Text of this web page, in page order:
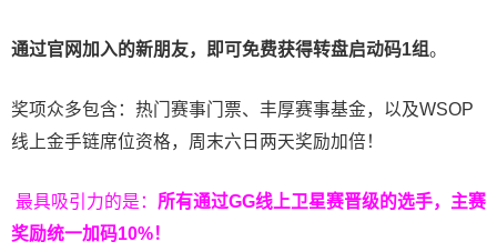
通过官网加入的新朋友，即可免费获得转盘启动码1组。
奖项众多包含：热门赛事门票、丰厚赛事基金，以及WSOP
线上金手链席位资格， 周末六日两天奖励加倍！
最具吸引力的是： 所有通过GG线上卫星赛晋级的选手，主赛
奖励统一加码10%！